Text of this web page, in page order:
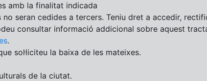
amb la finalitat indicada
no seran cedides a tercers. Teniu dret a accedir,
consultar informació addicional sobre aquest
.
sol·liciteu la baixa de les mateixes.
de la ciutat.